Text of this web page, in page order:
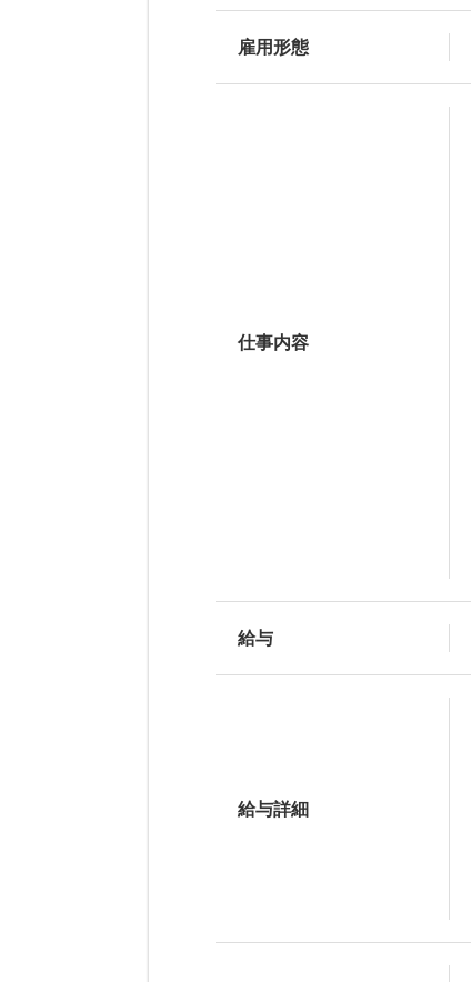
雇用形態
仕事内容
給与
給与詳細